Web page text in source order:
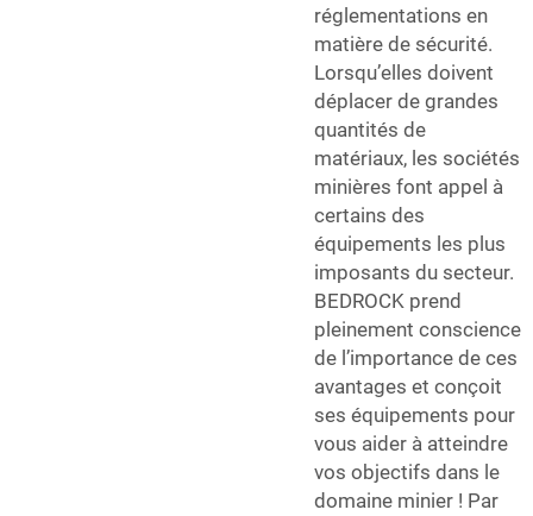
réglementations en
matière de sécurité.
Lorsqu’elles doivent
déplacer de grandes
quantités de
matériaux, les sociétés
minières font appel à
certains des
équipements les plus
imposants du secteur.
BEDROCK prend
pleinement conscience
de l’importance de ces
avantages et conçoit
ses équipements pour
vous aider à atteindre
vos objectifs dans le
domaine minier ! Par